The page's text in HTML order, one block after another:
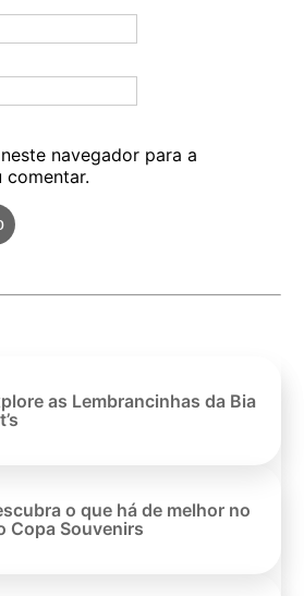
navegador para a
comentar.
as Lembrancinhas da Bia
o que há de melhor no
Copa Souvenirs